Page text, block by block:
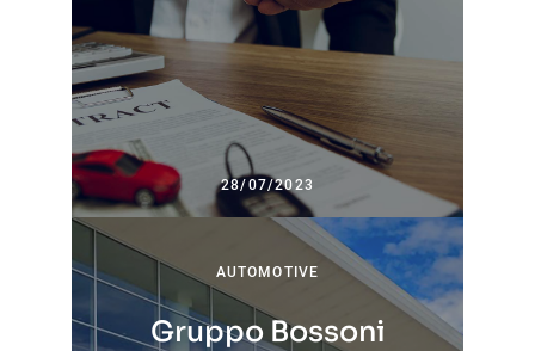
28/07/2023
AUTOMOTIVE
Gruppo Bossoni